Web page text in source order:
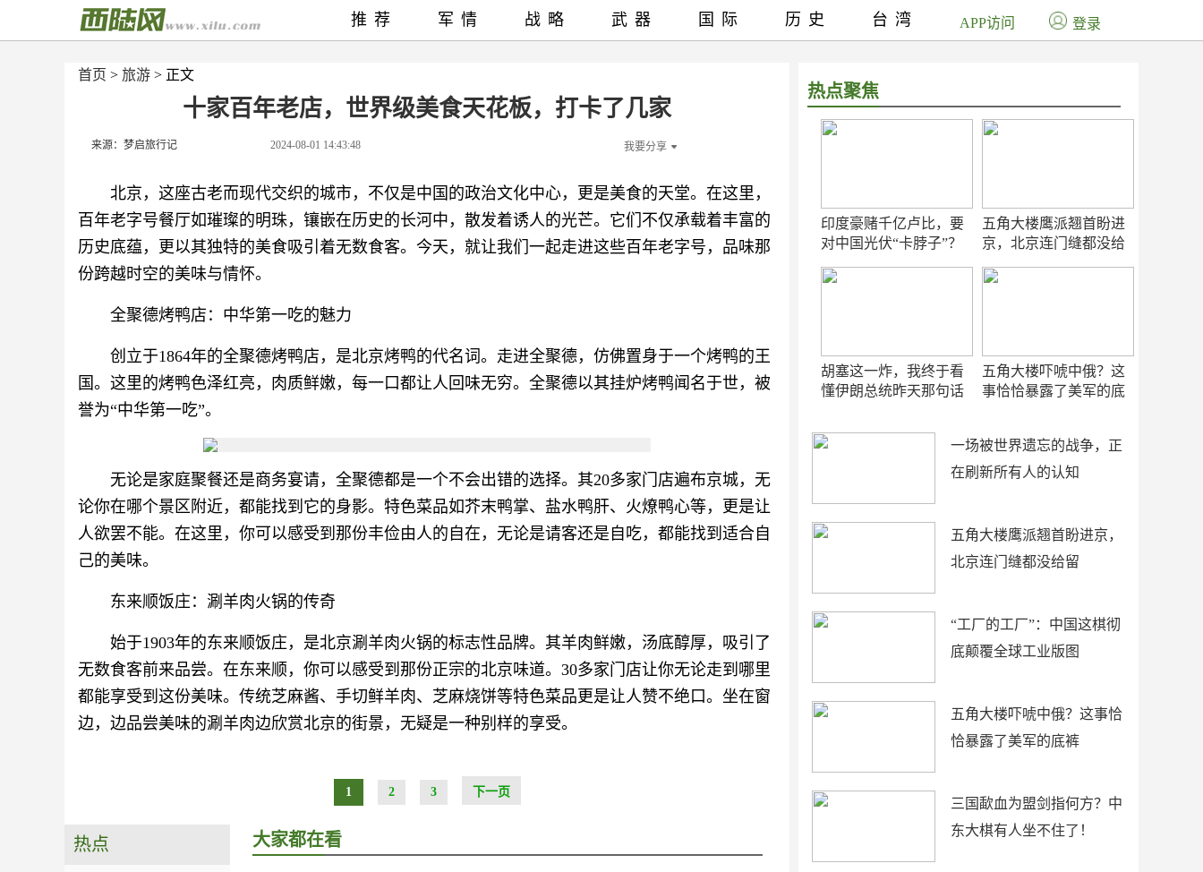
首页 > 旅游 > 正文
十家百年老店，世界级美食天花板，打卡了几家
来源：梦启旅行记 2024-08-01 14:43:48 我要分享
北京，这座古老而现代交织的城市，不仅是中国的政治文化中心，更是美食的天堂。在这里，
百年老字号餐厅如璀璨的明珠，镶嵌在历史的长河中，散发着诱人的光芒。它们不仅承载着丰富的
历史底蕴，更以其独特的美食吸引着无数食客。今天，就让我们一起走进这些百年老字号，品味那
份跨越时空的美味与情怀。
全聚德烤鸭店：中华第一吃的魅力
创立于1864年的全聚德烤鸭店，是北京烤鸭的代名词。走进全聚德，仿佛置身于一个烤鸭的王
国。这里的烤鸭色泽红亮，肉质鲜嫩，每一口都让人回味无穷。全聚德以其挂炉烤鸭闻名于世，被
誉为“中华第一吃”。
无论是家庭聚餐还是商务宴请，全聚德都是一个不会出错的选择。其20多家门店遍布京城，无
论你在哪个景区附近，都能找到它的身影。特色菜品如芥末鸭掌、盐水鸭肝、火燎鸭心等，更是让
人欲罢不能。在这里，你可以感受到那份丰俭由人的自在，无论是请客还是自吃，都能找到适合自
己的美味。
东来顺饭庄：涮羊肉火锅的传奇
始于1903年的东来顺饭庄，是北京涮羊肉火锅的标志性品牌。其羊肉鲜嫩，汤底醇厚，吸引了
无数食客前来品尝。在东来顺，你可以感受到那份正宗的北京味道。30多家门店让你无论走到哪里
都能享受到这份美味。传统芝麻酱、手切鲜羊肉、芝麻烧饼等特色菜品更是让人赞不绝口。坐在窗
边，边品尝美味的涮羊肉边欣赏北京的街景，无疑是一种别样的享受。
1 2 3 下一页
热点聚焦
印度豪赌千亿卢比，要
对中国光伏“卡脖子”？
五角大楼鹰派翘首盼进
京，北京连门缝都没给
胡塞这一炸，我终于看
懂伊朗总统昨天那句话
五角大楼吓唬中俄？这
事恰恰暴露了美军的底
一场被世界遗忘的战争，正
在刷新所有人的认知
五角大楼鹰派翘首盼进京，
北京连门缝都没给留
“工厂的工厂”：中国这棋彻
底颠覆全球工业版图
五角大楼吓唬中俄？这事恰
恰暴露了美军的底裤
三国歃血为盟剑指何方？中
东大棋有人坐不住了！
推荐 军情 战略 武器 国际 历史 台湾 APP访问 登录
热点 大家都在看